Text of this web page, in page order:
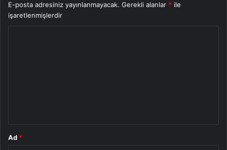
E-posta adresiniz yayınlanmayacak. Gerekli alanlar * ile
işaretlenmişlerdir
Ad *